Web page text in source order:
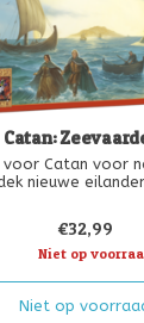
Catan:
voor Catan voor
nieuwe
€32,99
Niet op
Niet op